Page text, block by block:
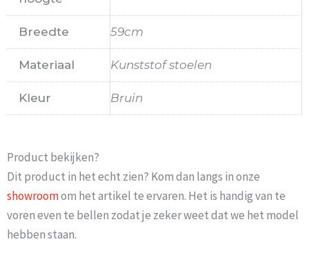
Breedte 59cm
Materiaal Kunststof stoelen
Kleur Bruin
Product bekijken?
Dit product in het echt zien? Kom dan langs in onze
showroomom het artikel te ervaren. Het is handig van te
voren even te bellen zodat je zeker weet dat we het model
hebben staan.